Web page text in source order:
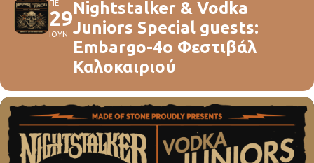
ΠΕ
29
ΙΟΥΝ
Nightstalker & Vodka
Juniors Special guests:
Embargo-4ο Φεστιβάλ
Καλοκαιριού